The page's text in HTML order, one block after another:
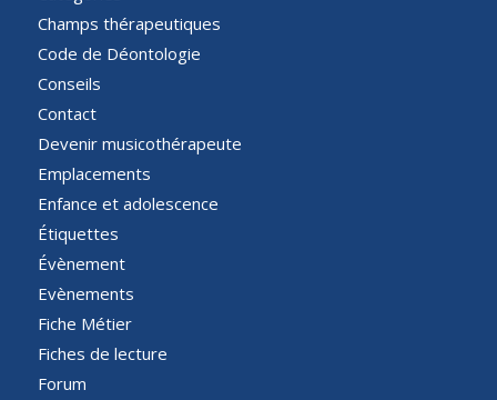
Champs thérapeutiques
Code de Déontologie
Conseils
Contact
Devenir musicothérapeute
Emplacements
Enfance et adolescence
Étiquettes
Évènement
Evènements
Fiche Métier
Fiches de lecture
Forum